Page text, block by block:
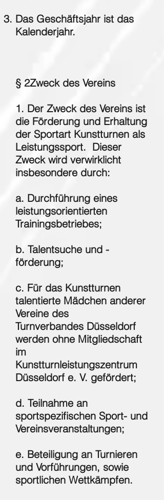
Das Geschäftsjahr ist das
Kalenderjahr.
§ 2Zweck des Vereins
1. Der Zweck des Vereins ist
die Förderung und Erhaltung
der Sportart Kunstturnen als
Leistungssport. Dieser
Zweck wird verwirklicht
insbesondere durch:
a. Durchführung eines
leistungsorientierten
Trainingsbetriebes;
b. Talentsuche und -
förderung;
c. Für das Kunstturnen
talentierte Mädchen anderer
Vereine des
Turnverbandes Düsseldorf
werden ohne Mitgliedschaft
im
Kunstturnleistungszentrum
Düsseldorf e. V. gefördert;
d. Teilnahme an
sportspezifischen Sport- und
Vereinsveranstaltungen;
e. Beteiligung an Turnieren
und Vorführungen, sowie
sportlichen Wettkämpfen.